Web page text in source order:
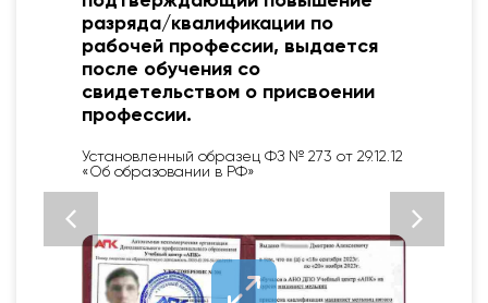
обучения и его результат.
Каждый Учебный центр
разрабатывает собственный
шаблон документа с учетом
специфики обучающих
Закон не регламентирует единую форму